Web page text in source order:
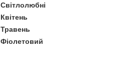
Світлолюбні
Квітень
Травень
Фіолетовий